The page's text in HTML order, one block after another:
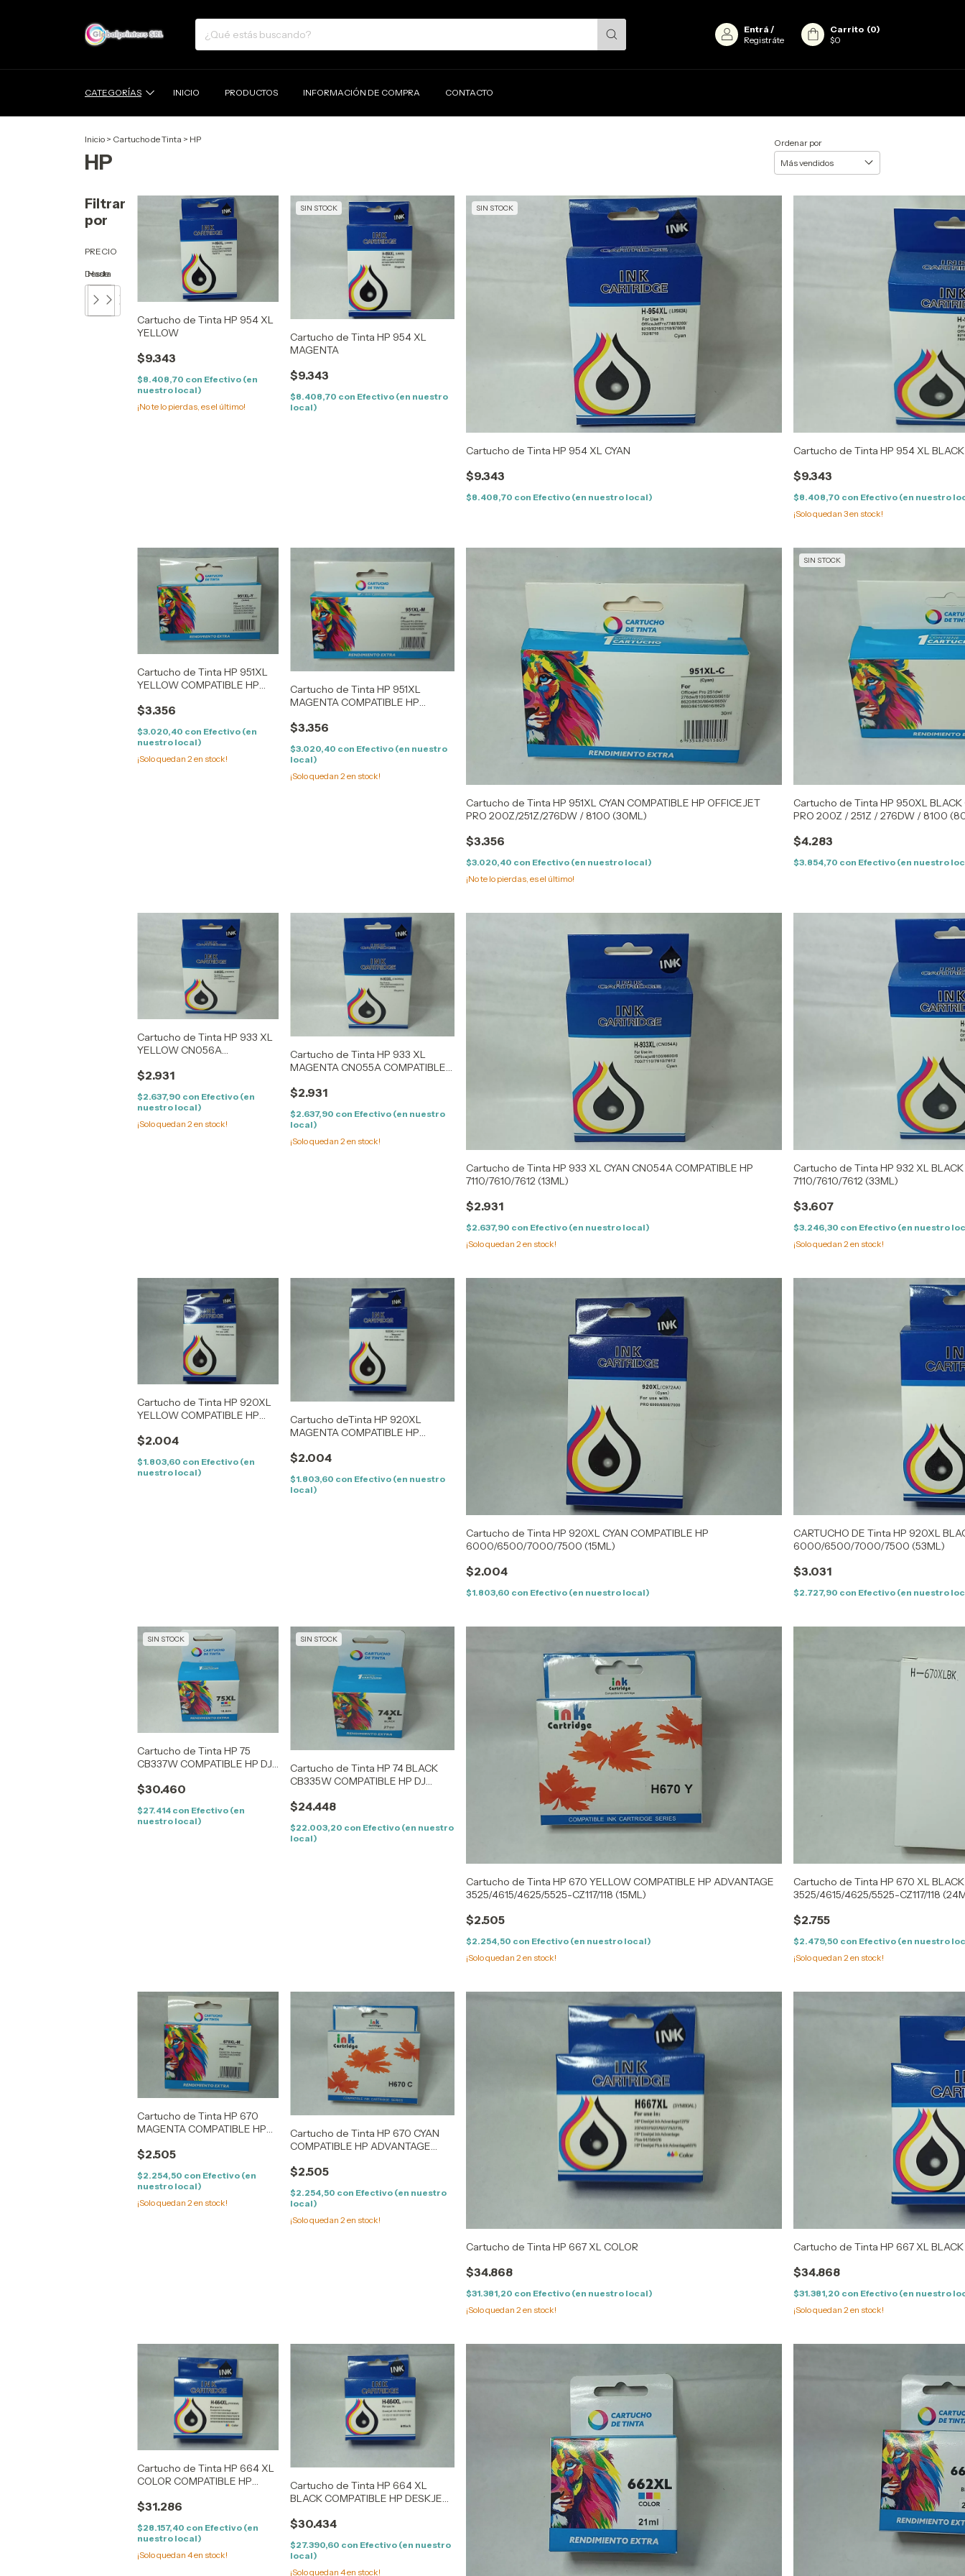
Entrá /
Registráte
Carrito (0)
$0
CATEGORÍAS INICIO PRODUCTOS INFORMACIÓN DE COMPRA CONTACTO
Inicio > Cartucho de Tinta > HP
HP
Ordenar por
Filtrar
por
PRECIO
Desde
Hasta
Cartucho de Tinta HP 954 XL
YELLOW
$9.343
$8.408,70 con Efectivo (en
nuestro local)
¡No te lo pierdas, es el último!
SIN STOCK
Cartucho de Tinta HP 954 XL
MAGENTA
$9.343
$8.408,70 con Efectivo (en nuestro
local)
SIN STOCK
Cartucho de Tinta HP 954 XL CYAN
$9.343
$8.408,70 con Efectivo (en nuestro local)
Cartucho de Tinta HP 954 XL BLACK
$9.343
$8.408,70 con Efectivo (en nuestro
¡Solo quedan 3en stock!
Cartucho de Tinta HP 951XL
YELLOW COMPATIBLE HP
200Z/251Z/276DW / 8100
$3.356
$3.020,40 con Efectivo (en
nuestro local)
¡Solo quedan 2 en stock!
Cartucho de Tinta HP 951XL
MAGENTA COMPATIBLE HP
200Z/251Z/276DW / 8100 (30ML)
$3.356
$3.020,40 con Efectivo (en nuestro
local)
¡Solo quedan 2 en stock!
Cartucho de Tinta HP 951XL CYAN COMPATIBLE HP OFFICEJET
PRO 200Z/251Z/276DW / 8100 (30ML)
$3.356
$3.020,40 con Efectivo (en nuestro local)
¡No te lo pierdas, es el último!
SIN STOCK
Cartucho de Tinta HP 950XL BLACK
PRO 200Z / 251Z / 276DW / 8100
$4.283
$3.854,70 con Efectivo (en nuestro
Cartucho de Tinta HP 933 XL
YELLOW CN056A
7110/7610/7612 (13ML)
$2.931
$2.637,90 con Efectivo (en
nuestro local)
¡Solo quedan 2 en stock!
Cartucho de Tinta HP 933 XL
MAGENTA CN055A COMPATIBLE
$2.931
$2.637,90 con Efectivo (en nuestro
local)
¡Solo quedan 2 en stock!
Cartucho de Tinta HP 933 XL CYAN CN054A COMPATIBLE HP
7110/7610/7612 (13ML)
$2.931
$2.637,90 con Efectivo (en nuestro local)
¡Solo quedan 2 en stock!
Cartucho de Tinta HP 932 XL
7110/7610/7612 (33ML)
$3.607
$3.246,30 con Efectivo (en nuestro
¡Solo quedan 2 en stock!
Cartucho de Tinta HP 920XL
YELLOW COMPATIBLE HP
(15ML)
$2.004
$1.803,60 con Efectivo (en
nuestro local)
Cartucho deTinta HP 920XL
MAGENTA COMPATIBLE HP
$2.004
$1.803,60 con Efectivo (en nuestro
local)
Cartucho de Tinta HP 920XL CYAN COMPATIBLE HP
6000/6500/7000/7500 (15ML)
$2.004
$1.803,60 con Efectivo (en nuestro local)
CARTUCHO DE Tinta HP 920XL
6000/6500/7000/7500 (53ML)
$3.031
$2.727,90 con Efectivo (en nuestro
SIN STOCK
Cartucho de Tinta HP 75
CB337W COMPATIBLE HP DJ
5700/23/35/38/40/50 -
$30.460
$27.414 con Efectivo (en
nuestro local)
SIN STOCK
Cartucho de Tinta HP 74 BLACK
CB335W COMPATIBLE HP DJ
5700/23/35/38/40/50/80/83/85/90
$24.448
$22.003,20 con Efectivo (en nuestro
local)
Cartucho de Tinta HP 670 YELLOW COMPATIBLE HP ADVANTAGE
3525/4615/4625/5525-CZ117/118 (15ML)
$2.505
$2.254,50 con Efectivo (en nuestro local)
¡Solo quedan 2 en stock!
Cartucho de Tinta HP 670 XL BLACK
3525/4615/4625/5525-CZ117/118
$2.755
$2.479,50 con Efectivo (en nuestro
¡Solo quedan 2 en stock!
Cartucho de Tinta HP 670
MAGENTA COMPATIBLE HP
3525/4615/4625/5525-
$2.505
$2.254,50 con Efectivo (en
nuestro local)
¡Solo quedan 2 en stock!
Cartucho de Tinta HP 670 CYAN
COMPATIBLE HP ADVANTAGE
(15ML)
$2.505
$2.254,50 con Efectivo (en nuestro
local)
¡Solo quedan 2 en stock!
Cartucho de Tinta HP 667 XL COLOR
$34.868
$31.381,20 con Efectivo (en nuestro local)
¡Solo quedan 2 en stock!
Cartucho de Tinta HP 667 XL BLACK
$34.868
$31.381,20 con Efectivo (en nuestro
¡Solo quedan 2 en stock!
Cartucho de Tinta HP 664 XL
COLOR COMPATIBLE HP
3635 /DESKJET 3835
$31.286
$28.157,40 con Efectivo (en
nuestro local)
¡Solo quedan 4en stock!
Cartucho de Tinta HP 664 XL
BLACK COMPATIBLE HP DESKJET
3835 /DESKJET 4535
$30.434
$27.390,60 con Efectivo (en nuestro
local)
¡Solo quedan 4en stock!